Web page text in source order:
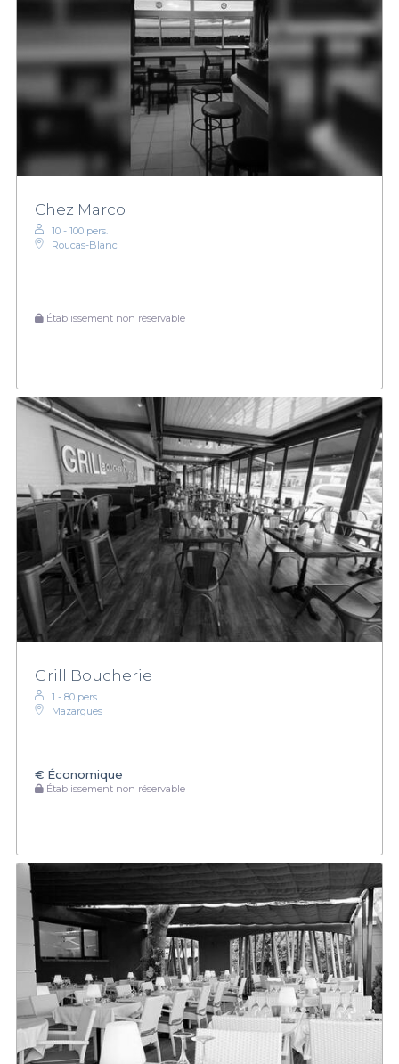
Chez Marco
10 - 100 pers.
Roucas-Blanc
Établissement non réservable
Grill Boucherie
1 - 80 pers.
Mazargues
€ Économique
Établissement non réservable